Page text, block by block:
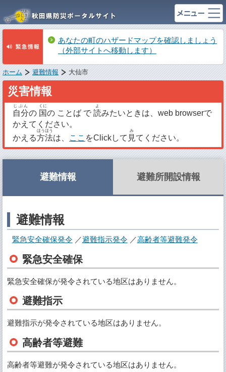
あなたの町のハザードマップを確認しましょう
（外部サイトへ移動します）
ホーム 避難情報 大仙市
災害情報
自分
じぶん
の 国
くに
の ことば で読
よ
みたいときは、web browserで
かえてください。
かえる方法
ほうほう
は、 ここ をClickして 見
み
てください。
避難情報 避難所開設情報
避難情報
緊急安全確保発令 避難指示発令 高齢者等避難発令
緊急安全確保
緊急安全確保が発令されている地区はありません。
避難指示
避難指示が発令されている地区はありません。
高齢者等避難
高齢者等避難が発令されている地区はありません。